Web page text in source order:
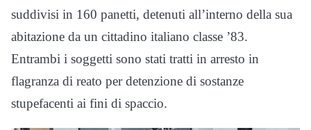
suddivisi in 160 panetti, detenuti all’interno della sua
abitazione da un cittadino italiano classe ’83.
Entrambi i soggetti sono stati tratti in arresto in
flagranza di reato per detenzione di sostanze
stupefacenti ai fini di spaccio.